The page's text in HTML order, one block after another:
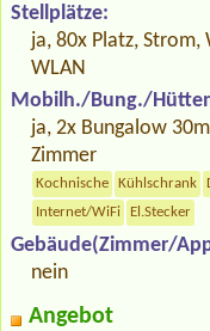
Stellplätze:
ja, 80x Platz, Strom,
WLAN
Mobilh./Bung./
ja, 2x Bungalow
Zimmer
Kochnische Kühlschrank
Internet/WiFi
El.Stecker
Gebäude(Zimmer/
nein
Angebot